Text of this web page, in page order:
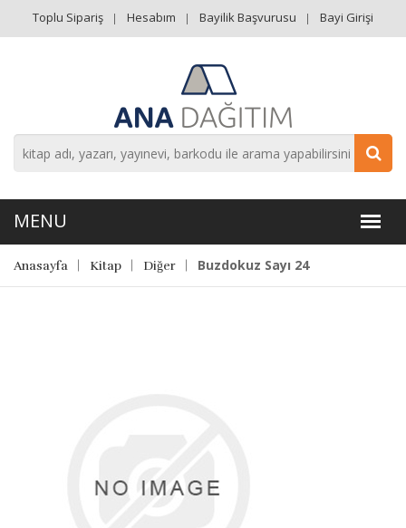
Toplu Sipariş Hesabım Bayilik Başvurusu Bayi Girişi
Anasayfa Kitap Diğer Buzdokuz Sayı 24